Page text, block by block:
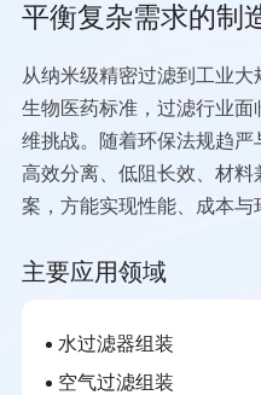
平衡复杂需求的制
从纳米级精密过滤到工业
生物医药标准，过滤行业
维挑战。随着环保法规趋
高效分离、低阻长效、材
案，方能实现性能、成本与
主要应用领域
水过滤器组装
空气过滤组装